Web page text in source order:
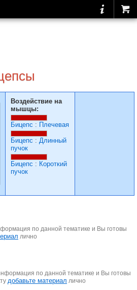
Воздействие на
мышцы:
Бицепс : Плечевая
Бицепс : Длинный
пучок
Бицепс : Короткий
пучок
по данной тематике и Вы готовы
лично
по данной тематике и Вы готовы
добавьте материал лично